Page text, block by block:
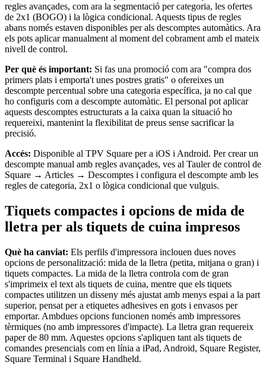
Supermercats i botigues d'alimentació
Descobrir
Vista general
Tipos
Centres d'estètica
Centres de manicura i pedicura
Centres de benestar
Barberies
Estudis de tatuatges i pírcings
Descobrir
Tipos
Llar i reparació
Festivals i esdeveniments
Centres de salut i clíniques
Professionals de la salut i el fitnes
regles avançades, com ara la segmentació per categoria, les ofertes
de 2x1 (BOGO) i la lògica condicional. Aquests tipus de regles
abans només estaven disponibles per als descomptes automàtics. Ara
els pots aplicar manualment al moment del cobrament amb el mateix
nivell de control.
Per què és important: Si fas una promoció com ara "compra dos
primers plats i emporta't unes postres gratis" o ofereixes un
descompte percentual sobre una categoria específica, ja no cal que
ho configuris com a descompte automàtic. El personal pot aplicar
aquests descomptes estructurats a la caixa quan la situació ho
requereixi, mantenint la flexibilitat de preus sense sacrificar la
precisió.
Accés: Disponible al TPV Square per a iOS i Android. Per crear un
descompte manual amb regles avançades, ves al Tauler de control de
Square → Articles → Descomptes i configura el descompte amb les
regles de categoria, 2x1 o lògica condicional que vulguis.
Tiquets compactes i opcions de mida de
lletra per als tiquets de cuina impresos
Què ha canviat: Els perfils d'impressora inclouen dues noves
opcions de personalització: mida de la lletra (petita, mitjana o gran) i
tiquets compactes. La mida de la lletra controla com de gran
s'imprimeix el text als tiquets de cuina, mentre que els tiquets
compactes utilitzen un disseny més ajustat amb menys espai a la part
superior, pensat per a etiquetes adhesives en gots i envasos per
emportar. Ambdues opcions funcionen només amb impressores
tèrmiques (no amb impressores d'impacte). La lletra gran requereix
paper de 80 mm. Aquestes opcions s'apliquen tant als tiquets de
comandes presencials com en línia a iPad, Android, Square Register,
Square Terminal i Square Handheld.